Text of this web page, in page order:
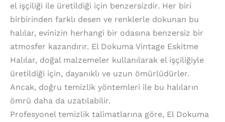
el işçiliği ile üretildiği için benzersizdir. Her biri
birbirinden farklı desen ve renklerle dokunan bu
halılar, evinizin herhangi bir odasına benzersiz bir
atmosfer kazandırır. El Dokuma Vintage Eskitme
Halılar, doğal malzemeler kullanılarak el işçiliğiyle
üretildiği için, dayanıklı ve uzun ömürlüdürler.
Ancak, doğru temizlik yöntemleri ile bu halıların
ömrü daha da uzatılabilir.
Profesyonel temizlik talimatlarına göre, El Dokuma